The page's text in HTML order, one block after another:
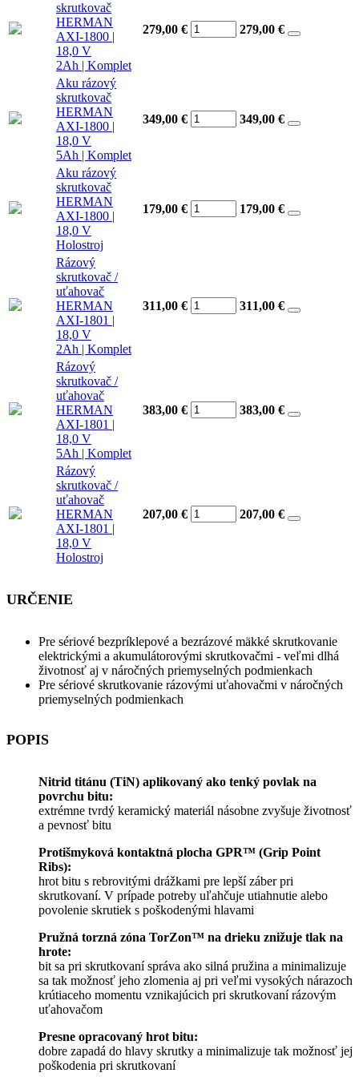
skrutkovač
HERMAN
AXI-1800 |
18,0 V
2Ah | Komplet
279,00 € 279,00 €
Aku rázový
skrutkovač
HERMAN
AXI-1800 |
18,0 V
5Ah | Komplet
349,00 € 349,00 €
Aku rázový
skrutkovač
HERMAN
AXI-1800 |
18,0 V
Holostroj
179,00 € 179,00 €
Rázový
skrutkovač /
uťahovač
HERMAN
AXI-1801 |
18,0 V
2Ah | Komplet
311,00 € 311,00 €
Rázový
skrutkovač /
uťahovač
HERMAN
AXI-1801 |
18,0 V
5Ah | Komplet
383,00 € 383,00 €
Rázový
skrutkovač /
uťahovač
HERMAN
AXI-1801 |
18,0 V
Holostroj
207,00 € 207,00 €
URČENIE
Pre sériové bezpríklepové a bezrázové mäkké skrutkovanie
elektrickými a akumulátorovými skrutkovačmi - veľmi dlhá
životnosť aj v náročných priemyselných podmienkach
Pre sériové skrutkovanie rázovými uťahovačmi v náročných
priemyselných podmienkach
POPIS
Nitrid titánu (TiN) aplikovaný ako tenký povlak na
povrchu bitu:
extrémne tvrdý keramický materiál násobne zvyšuje životnosť
a pevnosť bitu
Protišmyková kontaktná plocha GPR™ (Grip Point
Ribs):
hrot bitu s rebrovitými drážkami pre lepší záber pri
skrutkovaní. V prípade potreby uľahčuje utiahnutie alebo
povolenie skrutiek s poškodenými hlavami
Pružná torzná zóna TorZon™ na drieku znižuje tlak na
hrote:
bit sa pri skrutkovaní správa ako silná pružina a minimalizuje
sa tak možnosť jeho zlomenia aj pri veľmi vysokých nárazoch
krútiaceho momentu vznikajúcich pri skrutkovaní rázovým
uťahovačom
Presne opracovaný hrot bitu:
dobre zapadá do hlavy skrutky a minimalizuje tak možnosť jej
poškodenia pri skrutkovaní